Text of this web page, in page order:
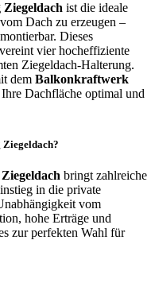
ist die ideale
Dach zu erzeugen –
Dieses
vier hocheffiziente
Ziegeldach-Halterung.
dem Balkonkraftwerk
Dachfläche optimal und
bringt zahlreiche
in die private
vom
hohe Erträge und
zur perfekten Wahl für